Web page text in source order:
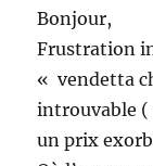
Bonjour,
Frustration
« vendetta
introuvable (
un prix